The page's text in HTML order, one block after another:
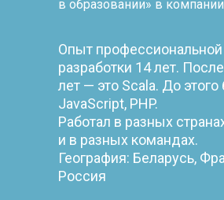
Опыт профессиональной
разработки 14 лет.
лет — это Scala. До
JavaScript, PHP.
Работал в разных
и в разных командах.
География: Беларусь,
Россия
в образовании» в компании